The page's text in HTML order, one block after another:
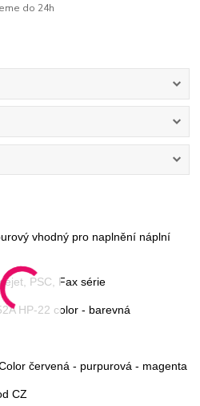
do 24h
vhodný pro naplnění náplní
PSC, Fax série
HP-22 color - barevná
červená - purpurová - magenta
CZ